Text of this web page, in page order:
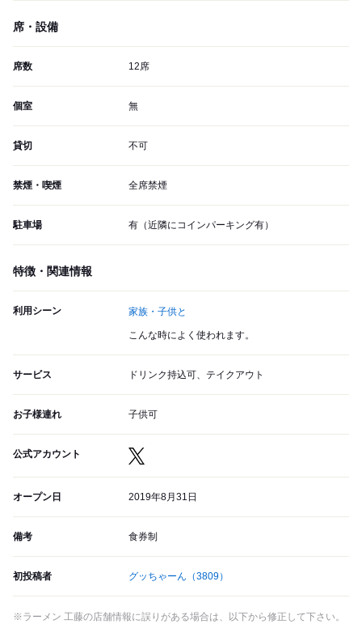
席・設備
席数 12席
個室 無
貸切 不可
禁煙・喫煙 全席禁煙
駐車場 有（近隣にコインパーキング有）
特徴・関連情報
利用シーン 家族・子供と
こんな時によく使われます。
サービス ドリンク持込可、テイクアウト
お子様連れ 子供可
公式アカウント
オープン日 2019年8月31日
備考 食券制
初投稿者 グッちゃーん （3809）
※ラーメン 工藤の店舗情報に誤りがある場合は、以下から修正して下さい。